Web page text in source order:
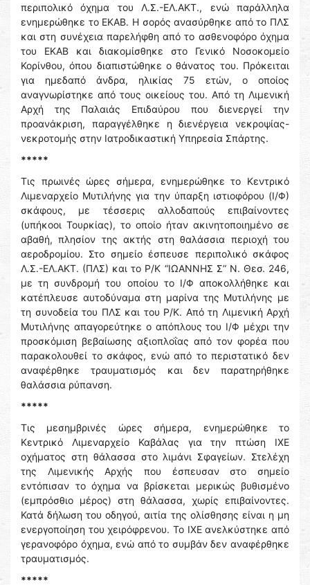
περιπολικό όχημα του Λ.Σ.-ΕΛ.ΑΚΤ., ενώ παράλληλα
ενημερώθηκε το ΕΚΑΒ. Η σορός ανασύρθηκε από το ΠΛΣ
και στη συνέχεια παρελήφθη από το ασθενοφόρο όχημα
του ΕΚΑΒ και διακομίσθηκε στο Γενικό Νοσοκομείο
Κορίνθου, όπου διαπιστώθηκε ο θάνατος του. Πρόκειται
για ημεδαπό άνδρα, ηλικίας 75 ετών, ο οποίος
αναγνωρίστηκε από τους οικείους του. Από τη Λιμενική
Αρχή της Παλαιάς Επιδαύρου που διενεργεί την
προανάκριση, παραγγέλθηκε η διενέργεια νεκροψίας-
νεκροτομής στην Ιατροδικαστική Υπηρεσία Σπάρτης.
*****
Τις πρωινές ώρες σήμερα, ενημερώθηκε το Κεντρικό
Λιμεναρχείο Μυτιλήνης για την ύπαρξη ιστιοφόρου (Ι/Φ)
σκάφους, με τέσσερις αλλοδαπούς επιβαίνοντες
(υπήκοοι Τουρκίας), το οποίο ήταν ακινητοποιημένο σε
αβαθή, πλησίον της ακτής στη θαλάσσια περιοχή του
αεροδρομίου. Στο σημείο έσπευσε περιπολικό σκάφος
Λ.Σ.-ΕΛ.ΑΚΤ. (ΠΛΣ) και το Ρ/Κ “ΙΩΑΝΝΗΣ Σ” Ν. Θεσ. 246,
με τη συνδρομή του οποίου το Ι/Φ αποκολλήθηκε και
κατέπλευσε αυτοδύναμα στη μαρίνα της Μυτιλήνης με
τη συνοδεία του ΠΛΣ και του Ρ/Κ. Από τη Λιμενική Αρχή
Μυτιλήνης απαγορεύτηκε ο απόπλους του Ι/Φ μέχρι την
προσκόμιση βεβαίωσης αξιοπλοΐας από τον φορέα που
παρακολουθεί το σκάφος, ενώ από το περιστατικό δεν
αναφέρθηκε τραυματισμός και δεν παρατηρήθηκε
θαλάσσια ρύπανση.
*****
Τις μεσημβρινές ώρες σήμερα, ενημερώθηκε το
Κεντρικό Λιμεναρχείο Καβάλας για την πτώση ΙΧΕ
οχήματος στη θάλασσα στο λιμάνι Σφαγείων. Στελέχη
της Λιμενικής Αρχής που έσπευσαν στο σημείο
εντόπισαν το όχημα να βρίσκεται μερικώς βυθισμένο
(εμπρόσθιο μέρος) στη θάλασσα, χωρίς επιβαίνοντες.
Κατά δήλωση του οδηγού, αιτία της ολίσθησης είναι η μη
ενεργοποίηση του χειρόφρενου. Το ΙΧΕ ανελκύστηκε από
γερανοφόρο όχημα, ενώ από το συμβάν δεν αναφέρθηκε
τραυματισμός.
*****